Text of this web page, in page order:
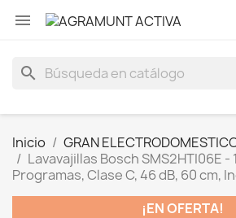

search
Inicio GRAN
Lavavajillas Bosch SMS2HTI06E -
Programas, Clase C, 46 dB, 60 cm,
¡EN OFERTA!